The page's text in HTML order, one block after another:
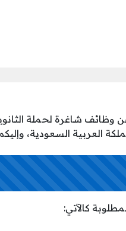
وظائف شاغرة لحملة
العربية السعودية،
كالآتي: